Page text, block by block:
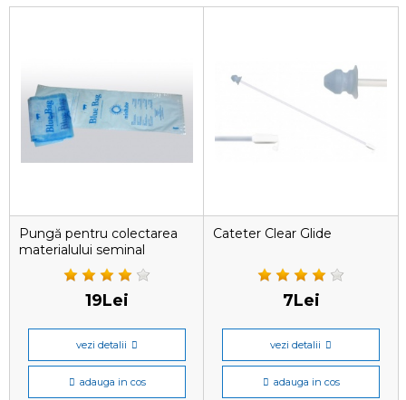
Pungă pentru colectarea
materialului seminal
19Lei
vezi detalii
adauga in cos
Cateter Clear Glide
7Lei
vezi detalii
adauga in cos